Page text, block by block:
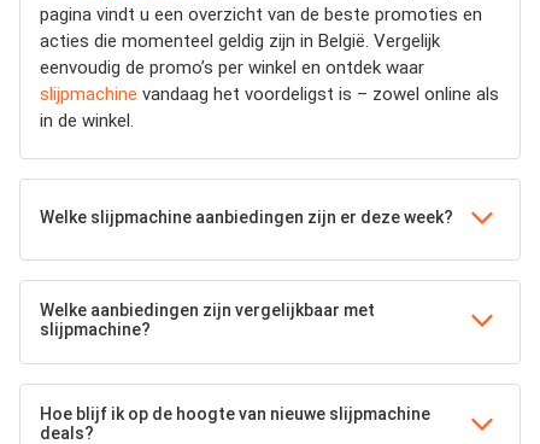
pagina vindt u een overzicht van de beste promoties en
acties die momenteel geldig zijn in België. Vergelijk
eenvoudig de promo’s per winkel en ontdek waar
slijpmachine vandaag het voordeligst is – zowel online als
in de winkel.
Welke slijpmachine aanbiedingen zijn er deze week?
Welke aanbiedingen zijn vergelijkbaar met
slijpmachine?
Hoe blijf ik op de hoogte van nieuwe slijpmachine
deals?